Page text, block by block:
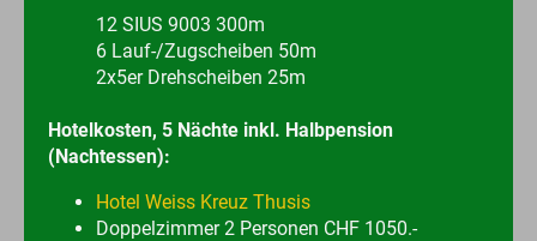
12 SIUS 9003 300m
6 Lauf-/Zugscheiben 50m
2x5er Drehscheiben 25m
Hotelkosten, 5 Nächte inkl. Halbpension
(Nachtessen):
Hotel Weiss Kreuz Thusis
Doppelzimmer 2 Personen CHF 1050.-